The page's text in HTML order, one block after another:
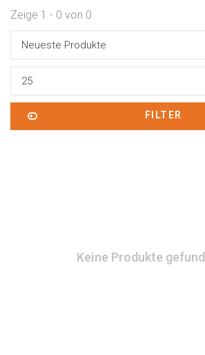
Zeige 1 - 0 von 0
Neueste Produkte
25
FILTER
Keine Produkte